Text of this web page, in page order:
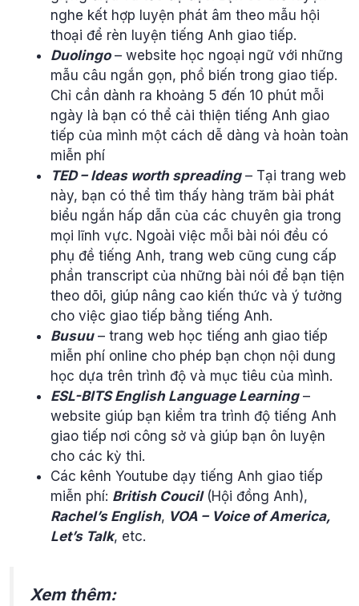
nghe kết hợp luyện phát âm theo mẫu hội
thoại để rèn luyện tiếng Anh giao tiếp.
Duolingo– website học ngoại ngữ với những
mẫu câu ngắn gọn, phổ biến trong giao tiếp.
Chỉ cần dành ra khoảng 5 đến 10 phút mỗi
ngày là bạn có thể cải thiện tiếng Anh giao
tiếp của mình một cách dễ dàng và hoàn toàn
miễn phí
TED – Ideas worth spreading– Tại trang web
này, bạn có thể tìm thấy hàng trăm bài phát
biểu ngắn hấp dẫn của các chuyên gia trong
mọi lĩnh vực. Ngoài việc mỗi bài nói đều có
phụ đề tiếng Anh, trang web cũng cung cấp
phần transcript của những bài nói để bạn tiện
theo dõi, giúp nâng cao kiến thức và ý tưởng
cho việc giao tiếp bằng tiếng Anh.
Busuu– trang web học tiếng anh giao tiếp
miễn phí online cho phép bạn chọn nội dung
học dựa trên trình độ và mục tiêu của mình.
ESL-BITS English Language Learning–
website giúp bạn kiểm tra trình độ tiếng Anh
giao tiếp nơi công sở và giúp bạn ôn luyện
cho các kỳ thi.
Các kênh Youtube dạy tiếng Anh giao tiếp
miễn phí: British Coucil(Hội đồng Anh),
Rachel’s English, VOA – Voice of America,
Let’s Talk, etc.
Xem thêm: